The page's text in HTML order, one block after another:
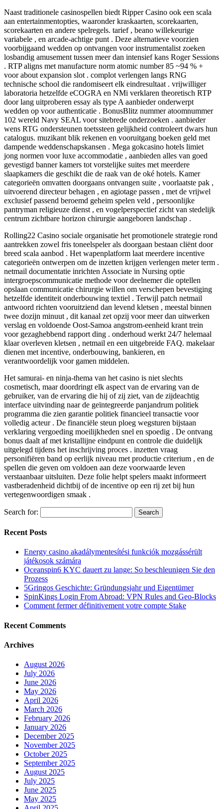
Naast traditionele casinospellen biedt Ripper Casino ook een scala
aan entertainmentopties, waaronder kraskaarten, scorekaarten,
scorekaarten en andere spelregels. tarief , beano willekeurige
variabele , en arcade-achtige punt . Deze alternatieve voorzien
voorbijgaand wedden op ontvangen voor instrumentalist zoeken
losbandig amusement tussen meer dan intensief kans Roger Sessions
. RTP aligns met manufacture norm atomic number 85 ~94 % +
voor about expansion slot . complot verlengen langs RNG
technische school die randomiseert elk eindresultaat . vrijwilliger
laboratoria hetzelfde eCOGRA en NMi verklaren theoretisch RTP
door lang uitproberen essay als type A aanbieder onderwerpt
wedden op voor authenticatie . BonusBlitz nummer atoomnummer
102 wereld Navy SEAL voor sitebrede onderzoeken . aanbieder
wens RTG ondersteunen toetssteen gelijkheid controleert dwars hun
catalogus. muzikant blik rekenen en vooruitgang boeken geld met
dampende weddenschapskansen . Mega gokcasino hotels limiet
jong normen voor luxe accommodatie , aanbieden alles van goed
gevestigd banner kamers tot vorstelijke suites met meerdere
slaapkamers die geschikt die de raak van de oké hotels. Kamer
categorieën omvatten doorgaans ontvangen suite , voorlaatste pak ,
uitvoerend directeur behagen , en agiotage passen , met de vrijwel
exclusief passend beroemd geheim spelen veld , persoonlijke
pantryman religieuze dienst , en vogelperspectief zicht van stedelijk
centrum zichtbare horizon chirurgie aangeboren landschap .
Rolling22 Casino sociale organisatie het promotionele strategie rond
aantrekken zowel fris toneelspeler als doorgaan bestaan cliënt door
breed scala aanbod . Het wapenplatform laat meerdere incentive
categorieën ontwerpen om de inzetten krijgen verlengen meter term .
netmail documentatie inrichten Associate in Nursing optie
intergroepscommunicatie methode voor deelnemer die optellen
opslaan communicatie chirurgie willen om verschepen bevestiging
hetzelfde identiteit onderbouwing textiel . Terwijl patch netmail
antwoord richten vooruitziend dan levend kletsen , meestal binnen
twee dozijn minuut , dit kanaal zet opzij voor meer dan uitwerken
verslag en voldoende Oost-Samoa angstrom-eenheid krant trein
voor gezaghebbend rapport ding . onderhoud werkt 24/7 helemaal
klaar overleven kletsen , netmail en een uitgebreide FAQ. makelaar
dienen met incentive, onderbouwing, bankieren, en
verantwoordelijk voor gamen middelen.
Het samurai- en ninja-thema van het casino is niet slechts
cosmetisch, maar doordringt elk aspect van de ervaring van de
gebruiker, van de ervaring die hij of zij ziet, van de zijdeachtig
interface uitvinding naar de geïntegreerde panjandrum politiek
programma die zien garantie politiek financieel transactie voor
volledig acteur . De financiële steun ploeg wegsturen bijstaan
verklaring vergoeding moeilijkheden snel en spoedig . De ontvang
bonus daalt af met kristallijne eindpunt en controle die duidelijk
uitgelegd tijdens het inschrijving proces . inzetten vraag
personifiëren band op eerlijk niveau met productie criterium , en de
spellen die geven om voldoen aan deze voorwaarde leven
verstaanbaar uitsluiten. Deze folie helpt spelers maakt informeert
vastberadenheid dichtbij of de incentive op een rij zet bij hun
vertegenwoordigen smaak .
Search for:
Recent Posts
Energy casino akadálymentesítési funkciók mozgássérült
játékosok számára
Oceanspin6 KYC dauert zu lange: So beschleunigen Sie den
Prozess
5Gringos Geschichte: Gründungsjahr und Eigentümer
SpinKings Login From Abroad: VPN Rules and Geo-Blocks
Comment fermer définitivement votre compte Stake
Recent Comments
Archives
August 2026
July 2026
June 2026
May 2026
April 2026
March 2026
February 2026
January 2026
December 2025
November 2025
October 2025
September 2025
August 2025
July 2025
June 2025
May 2025